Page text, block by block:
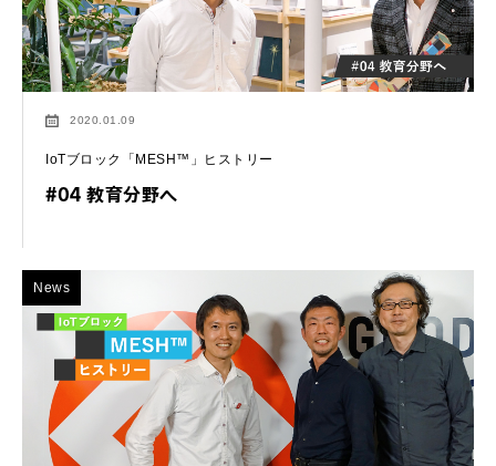
2020.01.09
IoTブロック「MESH™」ヒストリー
#04 教育分野へ
News